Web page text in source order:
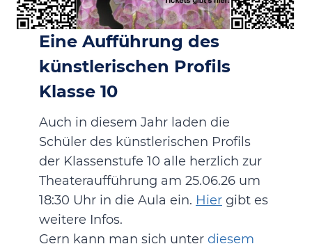
Eine Aufführung des
künstlerischen Profils
Klasse 10
Auch in diesem Jahr laden die
Schüler des künstlerischen Profils
der Klassenstufe 10 alle herzlich zur
Theateraufführung am 25.06.26 um
18:30 Uhr in die Aula ein. Hier gibt es
weitere Infos.
Gern kann man sich unter diesem